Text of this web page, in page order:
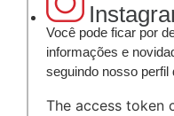
Você pode ficar por
informações e
seguindo nosso perfil
The access token